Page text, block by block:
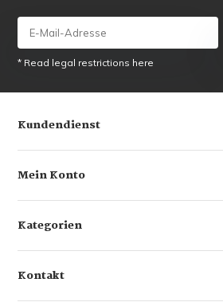
* Read legal restrictions here
Kundendienst
Mein Konto
Kategorien
Kontakt